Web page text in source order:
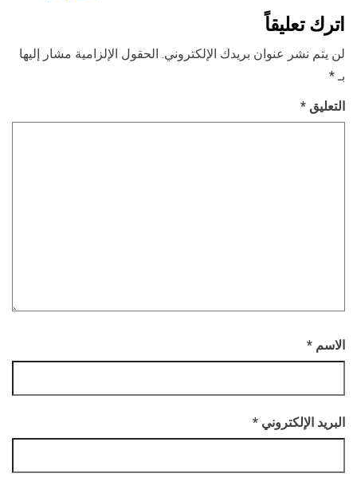
اترك تعليقاً
لن يتم نشر عنوان بريدك الإلكتروني. الحقول الإلزامية مشار إليها
بـ*
التعليق *
الاسم *
البريد الإلكتروني *